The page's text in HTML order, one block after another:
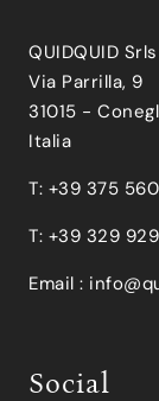
QUIDQUID
Via Parrilla, 9
31015 -
Italia
T: +39 375
T: +39 329
Email :
Social